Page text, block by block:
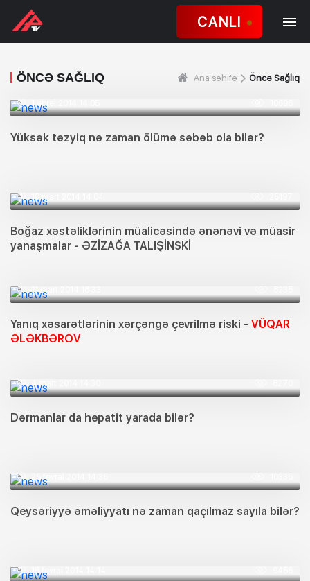
CANLI
ÖNCƏ SAĞLIQ Ana səhifə Öncə Sağlıq
Yüksək təzyiq nə zaman ölümə səbəb ola bilər?
Boğaz xəstəliklərinin müalicəsində ənənəvi və müasir
yanaşmalar - ƏZİZAĞA TALIŞİNSKİ
11 mart 2014 16:33
Yanıq xəsarətlərinin xərçəngə çevrilmə riski - VÜQAR
ƏLƏKBƏROV
4 mart 2014 14:30
Dərmanlar da hepatit yarada bilər?
25 fevral 2014 14:36
Qeysəriyyə əməliyyatı nə zaman qaçılmaz sayıla bilər?